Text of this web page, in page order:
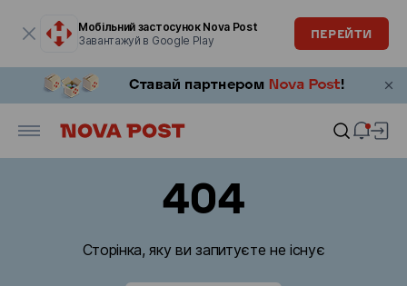
Мобільний застосунок Nova Post
Завантажуй в Google Play
ПЕРЕЙТИ
404
Сторінка, яку ви запитуєте не існує